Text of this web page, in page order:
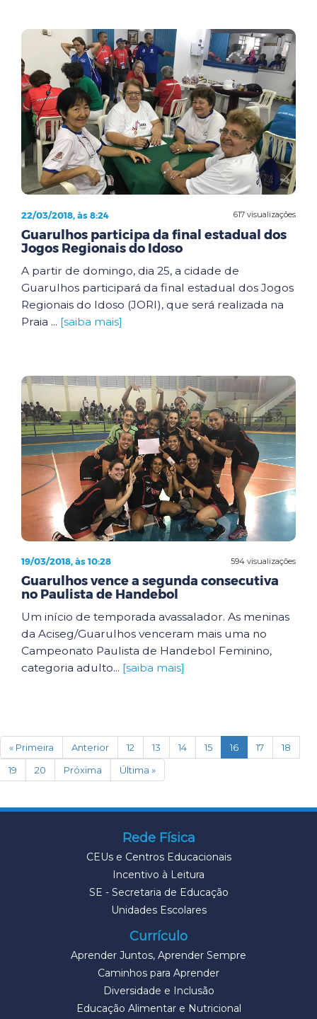
617 visualizações
22/03/2018, às 8:24
Guarulhos participa da final estadual dos
Jogos Regionais do Idoso
A partir de domingo, dia 25, a cidade de
Guarulhos participará da final estadual dos Jogos
Regionais do Idoso (JORI), que será realizada na
Praia ... [saiba mais]
594 visualizações
19/03/2018, às 10:28
Guarulhos vence a segunda consecutiva
no Paulista de Handebol
Um início de temporada avassalador. As meninas
da Aciseg/Guarulhos venceram mais uma no
Campeonato Paulista de Handebol Feminino,
categoria adulto... [saiba mais]
« Primeira Anterior 12 13 14 15 16(current)
17
18
19
20 Próxima Última »
Rede Física
CEUs e Centros Educacionais
Incentivo à Leitura
SE - Secretaria de Educação
Unidades Escolares
Currículo
Aprender Juntos, Aprender Sempre
Caminhos para Aprender
Diversidade e Inclusão
Educação Alimentar e Nutricional